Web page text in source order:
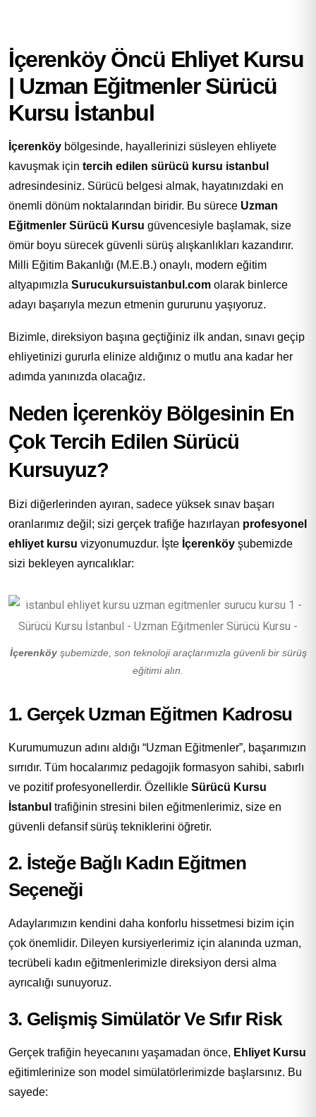
İçerenköy Öncü Ehliyet Kursu
| Uzman Eğitmenler Sürücü
Kursu İstanbul
İçerenköy bölgesinde, hayallerinizi süsleyen ehliyete
kavuşmak için tercih edilen sürücü kursu istanbul
adresindesiniz. Sürücü belgesi almak, hayatınızdaki en
önemli dönüm noktalarından biridir. Bu sürece Uzman
Eğitmenler Sürücü Kursu güvencesiyle başlamak, size
ömür boyu sürecek güvenli sürüş alışkanlıkları kazandırır.
Milli Eğitim Bakanlığı (M.E.B.) onaylı, modern eğitim
altyapımızla Surucukursuistanbul.com olarak binlerce
adayı başarıyla mezun etmenin gururunu yaşıyoruz.
Bizimle, direksiyon başına geçtiğiniz ilk andan, sınavı geçip
ehliyetinizi gururla elinize aldığınız o mutlu ana kadar her
adımda yanınızda olacağız.
Neden İçerenköy Bölgesinin En
Çok Tercih Edilen Sürücü
Kursuyuz?
Bizi diğerlerinden ayıran, sadece yüksek sınav başarı
oranlarımız değil; sizi gerçek trafiğe hazırlayan profesyonel
ehliyet kursu vizyonumuzdur. İşte İçerenköy şubemizde
sizi bekleyen ayrıcalıklar:
İçerenköyşubemizde, son teknoloji araçlarımızla güvenli bir sürüş
eğitimi alın.
1. Gerçek Uzman Eğitmen Kadrosu
Kurumumuzun adını aldığı “Uzman Eğitmenler”, başarımızın
sırrıdır. Tüm hocalarımız pedagojik formasyon sahibi, sabırlı
ve pozitif profesyonellerdir. Özellikle Sürücü Kursu
İstanbul trafiğinin stresini bilen eğitmenlerimiz, size en
güvenli defansif sürüş tekniklerini öğretir.
2. İsteğe Bağlı Kadın Eğitmen
Seçeneği
Adaylarımızın kendini daha konforlu hissetmesi bizim için
çok önemlidir. Dileyen kursiyerlerimiz için alanında uzman,
tecrübeli kadın eğitmenlerimizle direksiyon dersi alma
ayrıcalığı sunuyoruz.
3. Gelişmiş Simülatör Ve Sıfır Risk
Gerçek trafiğin heyecanını yaşamadan önce, Ehliyet Kursu
eğitimlerinize son model simülatörlerimizde başlarsınız. Bu
sayede: